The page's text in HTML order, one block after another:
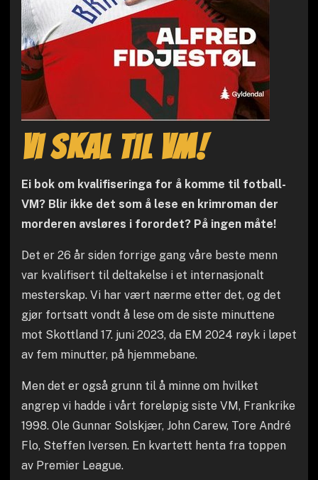
Vi skal til VM!
Ei bok om kvalifiseringa for å komme til fotball-
VM? Blir ikke det som å lese en krimroman der
morderen avsløres i forordet? På ingen måte!
Det er 26 år siden forrige gang våre beste menn
var kvalifisert til deltakelse i et internasjonalt
mesterskap. Vi har vært nærme etter det, og det
gjør fortsatt vondt å lese om de siste minuttene
mot Skottland 17. juni 2023, da EM 2024 røyk i løpet
av fem minutter, på hjemmebane.
Men det er også grunn til å minne om hvilket
angrep vi hadde i vårt foreløpig siste VM, Frankrike
1998. Ole Gunnar Solskjær, John Carew, Tore André
Flo, Steffen Iversen. En kvartett henta fra toppen
av Premier League.